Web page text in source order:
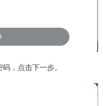
，点击下一步。